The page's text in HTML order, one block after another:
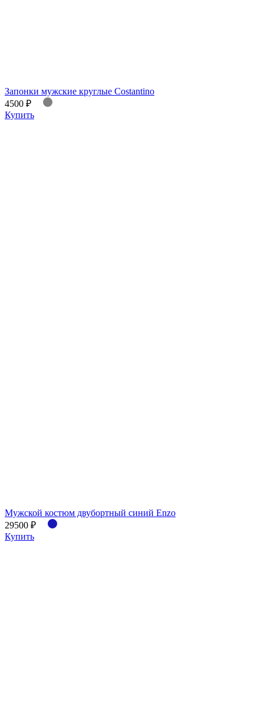
Запонки мужские круглые Costantino
4500 ₽
Купить
Мужской костюм двубортный синий Enzo
29500 ₽
Купить